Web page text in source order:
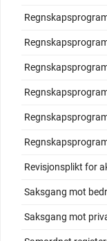
Revisjonsplikt for
Saksgang mot
Saksgang mot